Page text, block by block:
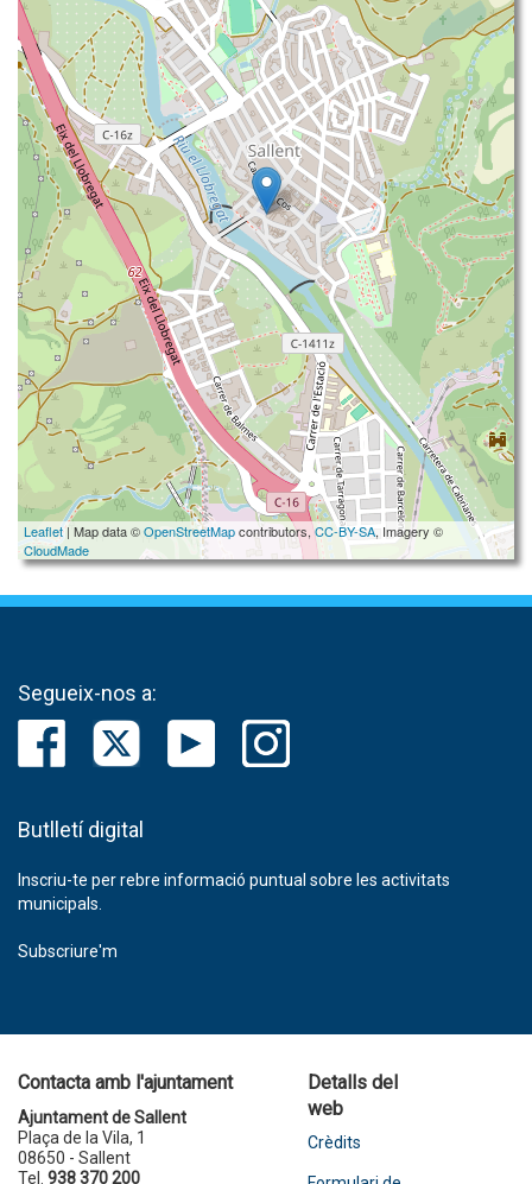
Leaflet| Map data ©OpenStreetMapcontributors,CC-BY-SA, Imagery ©
CloudMade
Segueix-nos a:
Butlletí digital
Inscriu-te per rebre informació puntual sobre les activitats
municipals.
Subscriure'm
Contacta amb l'ajuntament
Ajuntament de Sallent
Plaça de la Vila, 1
08650 - Sallent
Tel. 938 370 200
Detalls del
web
Crèdits